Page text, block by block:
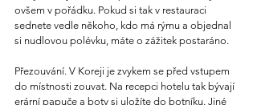
ovšem v pořádku. Pokud si tak v restauraci
sednete vedle někoho, kdo má rýmu a objednal
si nudlovou polévku, máte o zážitek postaráno.
Přezouvání. V Koreji je zvykem se před vstupem
do místnosti zouvat. Na recepci hotelu tak bývají
erární papuče a boty si uložíte do botníku. Jiné